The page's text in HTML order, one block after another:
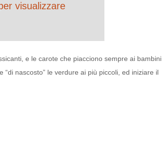
visualizzare
e le carote che piacciono sempre ai bambini
nascosto” le verdure ai più piccoli, ed iniziare il